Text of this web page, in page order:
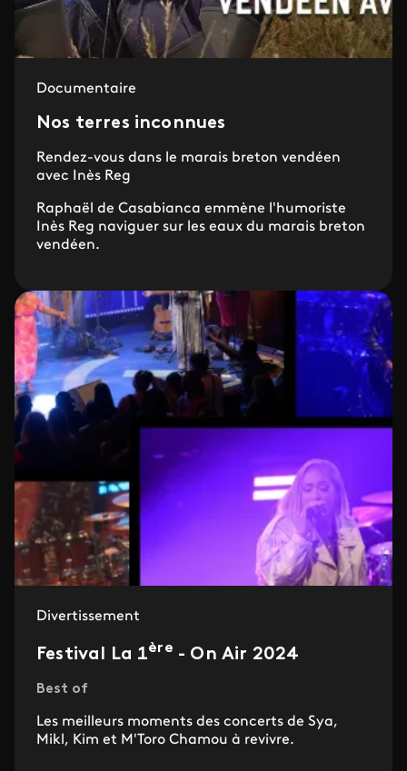
Documentaire
Nos terres inconnues
Rendez-vous dans le marais breton vendéen
avec Inès Reg
Raphaël de Casabianca emmène l'humoriste
Inès Reg naviguer sur les eaux du marais breton
vendéen.
Divertissement
Festival La 1ère - On Air 2024
Best of
Les meilleurs moments des concerts de Sya,
Mikl, Kim et M'Toro Chamou à revivre.